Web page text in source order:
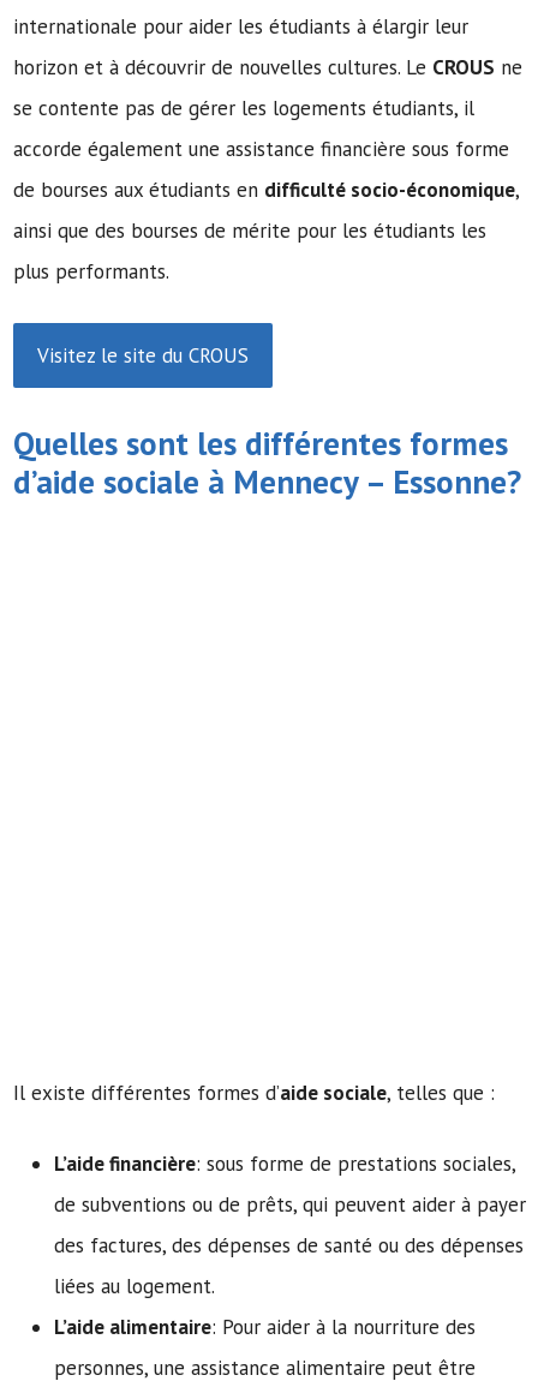
internationale pour aider les étudiants à élargir leur
horizon et à découvrir de nouvelles cultures. Le CROUS ne
se contente pas de gérer les logements étudiants, il
accorde également une assistance financière sous forme
de bourses aux étudiants en difficulté socio-économique,
ainsi que des bourses de mérite pour les étudiants les
plus performants.
Visitez le site du CROUS
Quelles sont les différentes formes
d’aide sociale à Mennecy – Essonne?
Il existe différentes formes d’aide sociale, telles que :
L’aide financière: sous forme de prestations sociales,
de subventions ou de prêts, qui peuvent aider à payer
des factures, des dépenses de santé ou des dépenses
liées au logement.
L’aide alimentaire: Pour aider à la nourriture des
personnes, une assistance alimentaire peut être